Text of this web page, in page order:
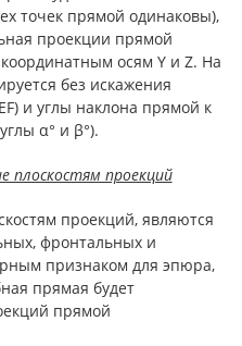
точек прямой одинаковы),
проекции прямой
осям Y и Z. На
без искажения
и углы наклона прямой к
α° и β°).
плоскостям проекций
проекций, являются
фронтальных и
признаком для эпюра,
прямая будет
прямой